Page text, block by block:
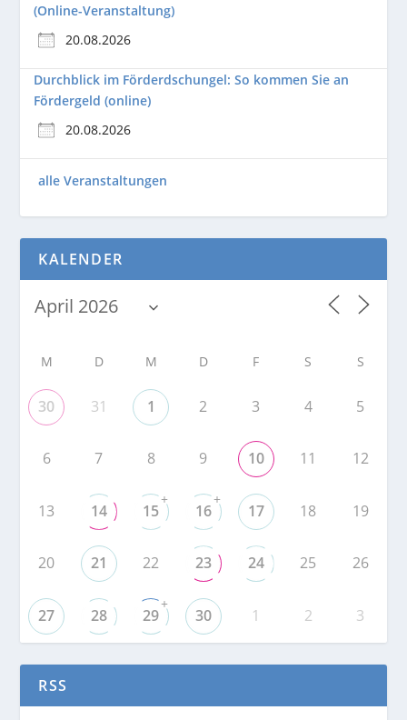
(Online-Veranstaltung)
20.08.2026
Durchblick im Förderdschungel: So kommen Sie an
Fördergeld (online)
20.08.2026
alle Veranstaltungen
KALENDER
M D M D F S S
30 31 1 2 3 4 5
6 7 8 9 10 11 12
13 14 15
+
16
+
17 18 19
20 21 22 23 24 25 26
27 28 29
+
30 1 2 3
RSS